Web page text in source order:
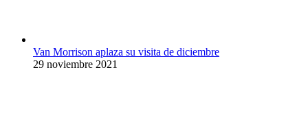
Van Morrison aplaza su visita de diciembre
29 noviembre 2021